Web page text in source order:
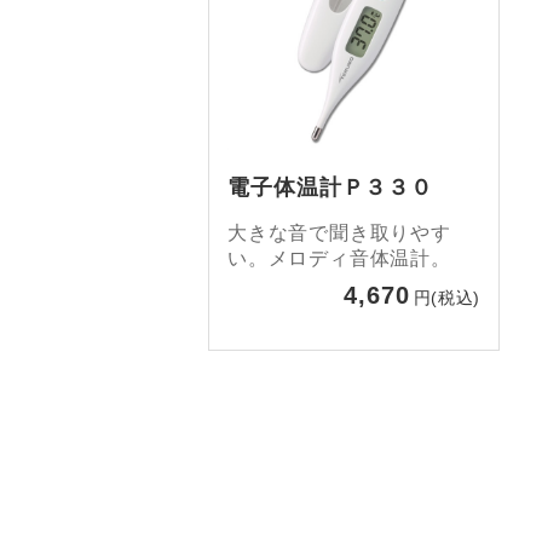
電子体温計Ｐ３３０
大きな音で聞き取りやす
い。メロディ音体温計。
4,670 円(税込)